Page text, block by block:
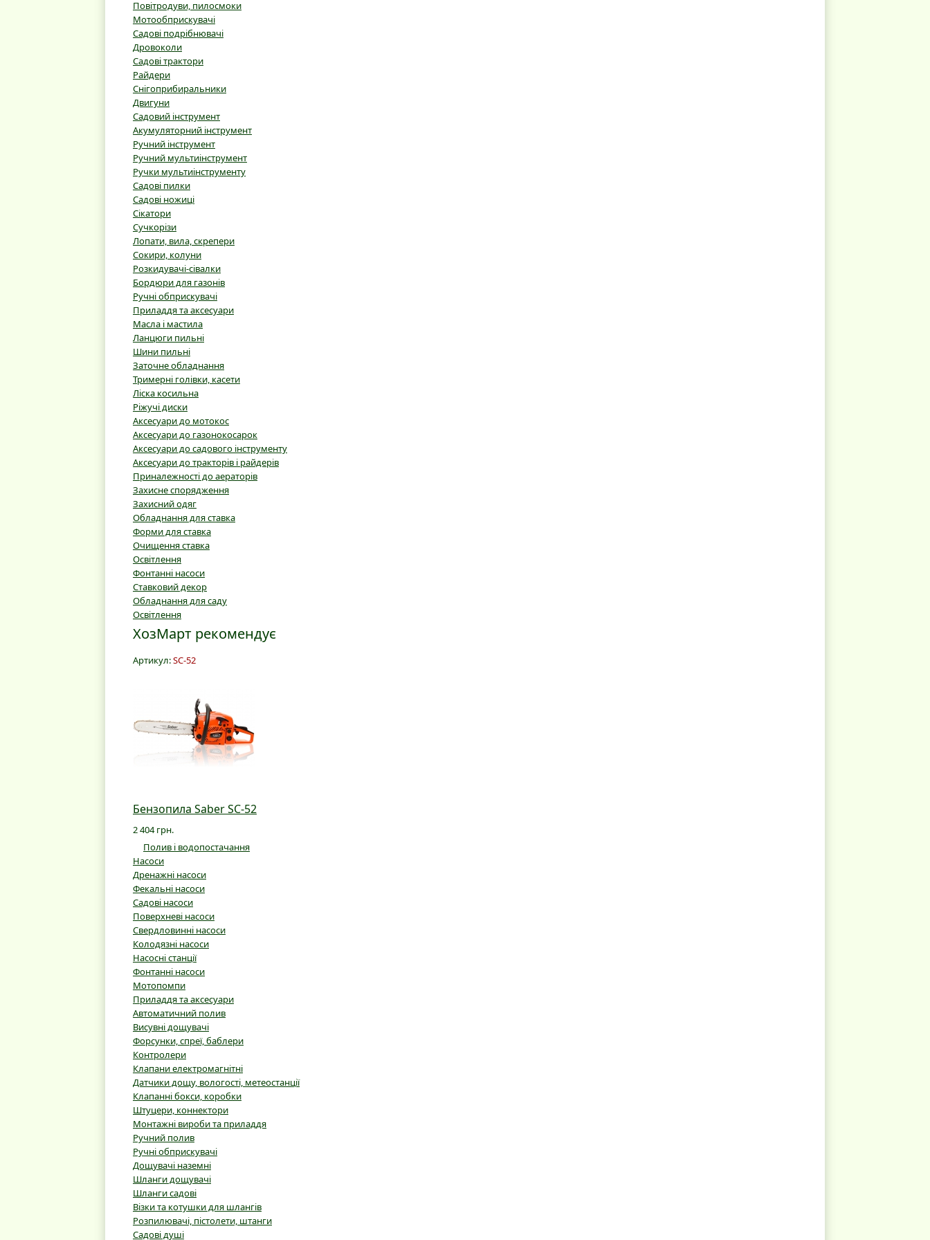
Повітродуви, пилосмоки
Мотообприскувачі
Садові подрібнювачі
Дровоколи
Садові трактори
Райдери
Снігоприбиральники
Двигуни
Садовий інструмент
Акумуляторний інструмент
Ручний інструмент
Ручний мультиінструмент
Ручки мультиінструменту
Садові пилки
Садові ножиці
Сікатори
Сучкорізи
Лопати, вила, скрепери
Сокири, колуни
Розкидувачі-сівалки
Бордюри для газонів
Ручні обприскувачі
Приладдя та аксесуари
Масла і мастила
Ланцюги пильні
Шини пильні
Заточне обладнання
Тримерні голівки, касети
Ліска косильна
Ріжучі диски
Аксесуари до мотокос
Аксесуари до газонокосарок
Аксесуари до садового інструменту
Аксесуари до тракторів і райдерів
Приналежності до аераторів
Захисне спорядження
Захисний одяг
Обладнання для ставка
Форми для ставка
Очищення ставка
Освітлення
Фонтанні насоси
Ставковий декор
Обладнання для саду
Освітлення
ХозМарт рекомендує
Артикул:SC-52
Бензопила Saber SC-52
2 404 грн.
Полив і водопостачання
Насоси
Дренажні насоси
Фекальні насоси
Садові насоси
Поверхневі насоси
Свердловинні насоси
Колодязні насоси
Насосні станції
Фонтанні насоси
Мотопомпи
Приладдя та аксесуари
Автоматичний полив
Висувні дощувачі
Форсунки, спреї, баблери
Контролери
Клапани електромагнітні
Датчики дощу, вологості, метеостанції
Клапанні бокси, коробки
Штуцери, коннектори
Монтажні вироби та приладдя
Ручний полив
Ручні обприскувачі
Дощувачі наземні
Шланги дощувачі
Шланги садові
Візки та котушки для шлангів
Розпилювачі, пістолети, штанги
Садові душі